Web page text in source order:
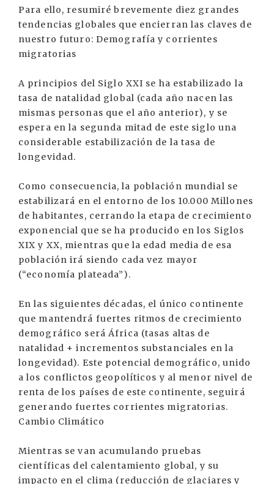
Para ello, resumiré brevemente diez grandes
tendencias globales que encierran las claves de
nuestro futuro: Demografía y corrientes
migratorias
A principios del Siglo XXI se ha estabilizado la
tasa de natalidad global (cada año nacen las
mismas personas que el año anterior), y se
espera en la segunda mitad de este siglo una
considerable estabilización de la tasa de
longevidad.
Como consecuencia, la población mundial se
estabilizará en el entorno de los 10.000 Millones
de habitantes, cerrando la etapa de crecimiento
exponencial que se ha producido en los Siglos
XIX y XX, mientras que la edad media de esa
población irá siendo cada vez mayor
(“economía plateada”).
En las siguientes décadas, el único continente
que mantendrá fuertes ritmos de crecimiento
demográfico será África (tasas altas de
natalidad + incrementos substanciales en la
longevidad). Este potencial demográfico, unido
a los conflictos geopolíticos y al menor nivel de
renta de los países de este continente, seguirá
generando fuertes corrientes migratorias.
Cambio Climático
Mientras se van acumulando pruebas
científicas del calentamiento global, y su
impacto en el clima (reducción de glaciares y